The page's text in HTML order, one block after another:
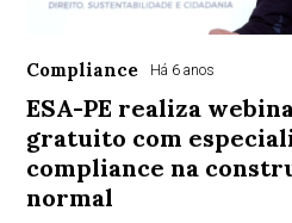
Compliance Há 6 anos
ESA-PE realiza
gratuito com
compliance na
normal